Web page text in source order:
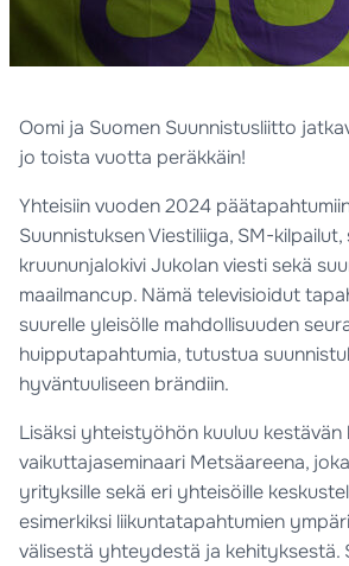
Oomi ja Suomen Suunnistusliitto
jo toista vuotta peräkkäin!
Yhteisiin vuoden 2024
Suunnistuksen Viestiliiga, SM-
kruununjalokivi Jukolan viesti sekä
maailmancup. Nämä televisioidut
suurelle yleisölle mahdollisuuden
huipputapahtumia, tutustua
hyväntuuliseen brändiin.
Lisäksi yhteistyöhön kuuluu kestävän
vaikuttajaseminaari Metsäareena,
yrityksille sekä eri yhteisöille
esimerkiksi liikuntatapahtumien
välisestä yhteydestä ja kehityksestä.